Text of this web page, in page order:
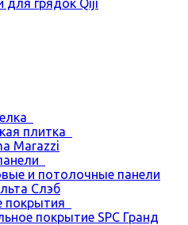
для грядок Qiji
плитка
Marazzi
и потолочные панели
Слэб
покрытия
покрытие SPC Гранд